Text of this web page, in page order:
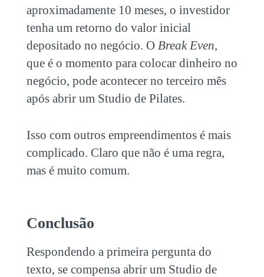
aproximadamente 10 meses, o investidor
tenha um retorno do valor inicial
depositado no negócio. O Break Even,
que é o momento para colocar dinheiro no
negócio, pode acontecer no terceiro mês
após abrir um Studio de Pilates.
Isso com outros empreendimentos é mais
complicado. Claro que não é uma regra,
mas é muito comum.
Conclusão
Respondendo a primeira pergunta do
texto, se compensa abrirum Studio de